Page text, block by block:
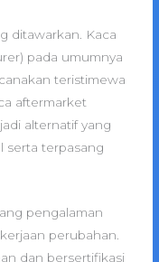
ditawarkan. Kaca
pada umumnya
teristimewa
aftermarket
alternatif yang
serta terpasang
pengalaman
perubahan.
dan bersertifikasi